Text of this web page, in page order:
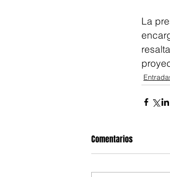
La
Comentarios